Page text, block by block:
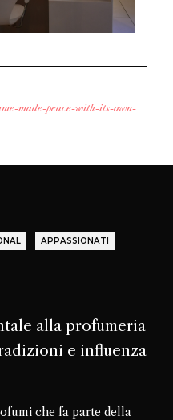
made-peace-with-its-own-
APPASSIONATI
alla profumeria
e influenza
che fa parte della